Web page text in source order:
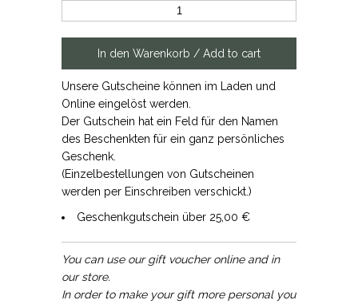
Unsere Gutscheine können im Laden und
Online eingelöst werden.
Der Gutschein hat ein Feld für den Namen
des Beschenkten für ein ganz persönliches
Geschenk.
(Einzelbestellungen von Gutscheinen
werden per Einschreiben verschickt.)
Geschenkgutschein über 25,00 €
You can use our gift voucher online and in
our store.
In order to make your gift more personal you